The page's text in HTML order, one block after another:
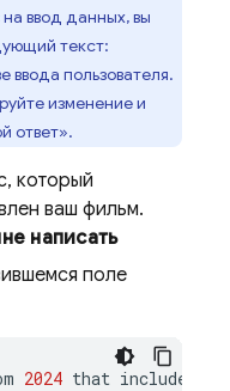
ввод данных, вы
текст:
ввода пользователя.
изменение и
ответ».
который
ваш фильм.
написать
поле
2024 that include